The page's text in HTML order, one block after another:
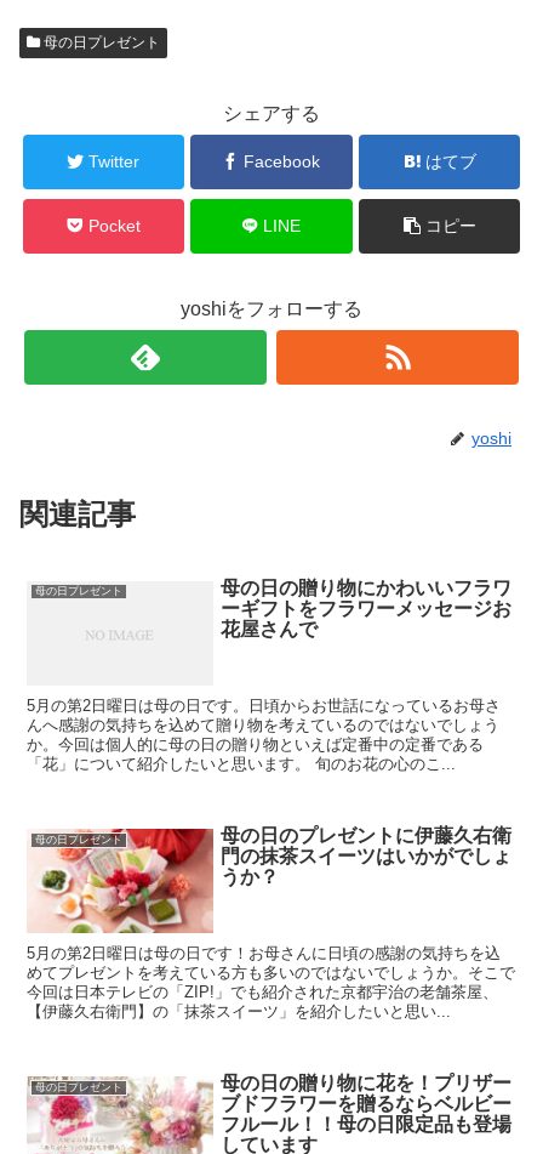
母の日プレゼント
シェアする
Twitter Facebook はてブ
Pocket LINE コピー
yoshiをフォローする
yoshi
関連記事
母の日プレゼント
母の日の贈り物にかわいいフラワ
ーギフトをフラワーメッセージお
花屋さんで
5月の第2日曜日は母の日です。日頃からお世話になっているお母さ
んへ感謝の気持ちを込めて贈り物を考えているのではないでしょう
か。今回は個人的に母の日の贈り物といえば定番中の定番である
「花」について紹介したいと思います。 旬のお花の心のこ...
母の日プレゼント
母の日のプレゼントに伊藤久右衛
門の抹茶スイーツはいかがでしょ
うか？
5月の第2日曜日は母の日です！お母さんに日頃の感謝の気持ちを込
めてプレゼントを考えている方も多いのではないでしょうか。そこで
今回は日本テレビの「ZIP!」でも紹介された京都宇治の老舗茶屋、
【伊藤久右衛門】の「抹茶スイーツ」を紹介したいと思い...
母の日プレゼント
母の日の贈り物に花を！プリザー
ブドフラワーを贈るならベルビー
フルール！！母の日限定品も登場
しています